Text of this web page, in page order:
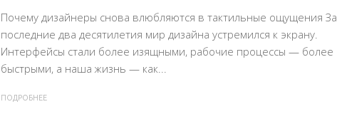
Почему дизайнеры снова влюбляются в тактильные ощущения За
последние два десятилетия мир дизайна устремился к экрану.
Интерфейсы стали более изящными, рабочие процессы — более
быстрыми, а наша жизнь — как...
ПОДРОБНЕЕ